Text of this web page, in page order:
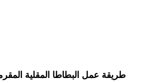
طريقة عمل البطاطا المقلية